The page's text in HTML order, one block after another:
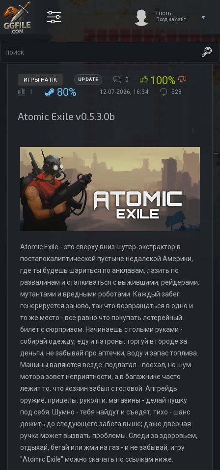
Гость
Вход на сайт
ИГРЫ НА ПК UPDATE 0 100%
1 80% 12-07-2026, 16:34 528
Atomic Exile v0.5.3.0b
Atomic Exile - это сверху вниз шутер-экстрактор в
постапокалиптической пустыне недалекой Америки,
где ты будешь шариться по анклавам, лазить по
развалинам и сталкиваться с выжившими, рейдерами,
мутантами и вредными роботами. Каждый забег
генерируется заново, так что возвращаться в одно и
то же место - всё равно что покупать лотерейный
билет с сюрпризом. Начинаешь с голыми руками -
собирай одежду, еду и патроны, торгуй в городе за
деньги, не забывай про аптечки, воду и запас топлива.
Машины валяются везде: подлатал - поехал, но шум
мотора зовёт неприятности, а в багажнике часто
лежит то, что хозяин забыл с головой. Апгрейдь
оружие: прицелы, рукояти, магазины - делай пушку
под себя. Шумно - тебя найдут и съедят, тихо - шанс
дожить до следующего забега выше; даже дверная
ручка может вызвать проблемы. Следи за здоровьем,
отдыхай, бегай или жми на газ - и не забывай, игру
"Atomic Exile" можно скачать по ссылкам ниже.